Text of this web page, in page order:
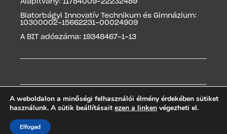
Alapítvány: 11784009-22232489
Biatorbágyi Innovatív Technikum és Gimnázium:
10300002-15662231-00024909
A BIT adószáma: 19348467-1-13
A weboldalon a minőségi felhasználói élmény érdekében sütiket
használunk. A sütik beállításait ezen a linken végezheti el.
Elfogad